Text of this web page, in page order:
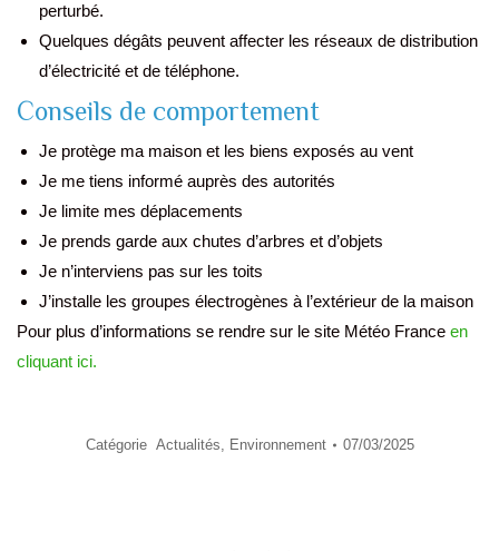
perturbé.
Quelques dégâts peuvent affecter les réseaux de distribution
d’électricité et de téléphone.
Conseils de comportement
Je protège ma maison et les biens exposés au vent
Je me tiens informé auprès des autorités
Je limite mes déplacements
Je prends garde aux chutes d’arbres et d’objets
Je n’interviens pas sur les toits
J’installe les groupes électrogènes à l’extérieur de la maison
Pour plus d’informations se rendre sur le site Météo France en
cliquant ici.
Catégorie Actualités, Environnement 07/03/2025